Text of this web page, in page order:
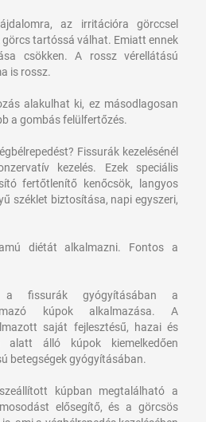
az irritációra görccsel
görcs tartóssá válhat. Emiatt ennek
csökken. A rossz vérellátású
is rossz.
alakulhat ki, ez másodlagosan
a gombás felülfertőzés.
Fissurák kezelésénél
kezelés. Ezek speciális
fertőtlenítő kenőcsök, langyos
széklet biztosítása, napi egyszeri,
diétát alkalmazni. Fontos a
fissurák gyógyításában a
kúpok alkalmazása. A
saját fejlesztésű, hazai és
alatt álló kúpok kiemelkedően
betegségek gyógyításában.
kúpban megtalálható a
elősegítő, és a görcsös